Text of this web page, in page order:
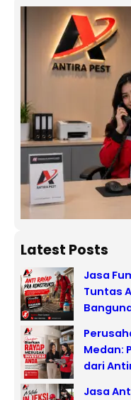
Latest Posts
Jasa
Tuntas
Medan:
dari
Jasa